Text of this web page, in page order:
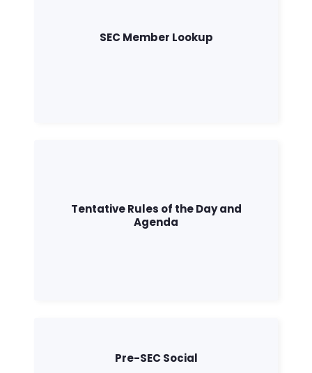
SEC Member Lookup
Tentative Rules of the Day and
Agenda
Pre-SEC Social